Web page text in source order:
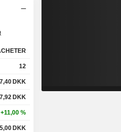
12
DKK
DKK
+11,00 %
DKK